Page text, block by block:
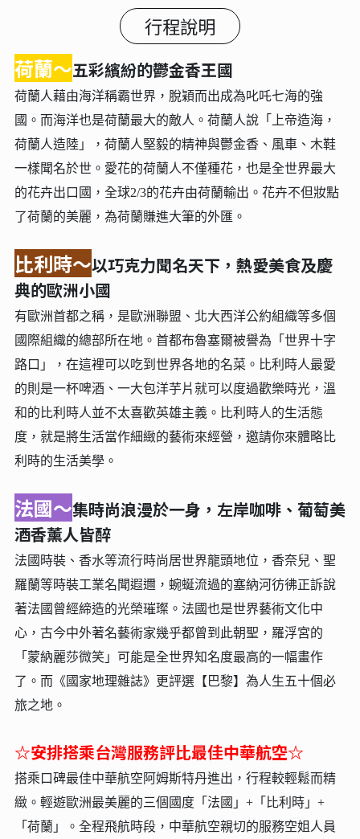
行程說明
荷蘭～五彩繽紛的鬱金香王國
荷蘭人藉由海洋稱霸世界，脫穎而出成為叱吒七海的強
國。而海洋也是荷蘭最大的敵人。荷蘭人說「上帝造海，
荷蘭人造陸」，荷蘭人堅毅的精神與鬱金香、風車、木鞋
一樣聞名於世。愛花的荷蘭人不僅種花，也是全世界最大
的花卉出口國，全球2/3的花卉由荷蘭輸出。花卉不但妝點
了荷蘭的美麗，為荷蘭賺進大筆的外匯。
比利時～以巧克力聞名天下，熱愛美食及慶
典的歐洲小國
有歐洲首都之稱，是歐洲聯盟、北大西洋公約組織等多個
國際組織的總部所在地。首都布魯塞爾被譽為「世界十字
路口」，在這裡可以吃到世界各地的名菜。比利時人最愛
的則是一杯啤酒、一大包洋芋片就可以度過歡樂時光，溫
和的比利時人並不太喜歡英雄主義。比利時人的生活態
度，就是將生活當作細緻的藝術來經營，邀請你來體略比
利時的生活美學。
法國～集時尚浪漫於一身，左岸咖啡、葡萄美
酒香薰人皆醉
法國時裝、香水等流行時尚居世界龍頭地位，香奈兒、聖
羅蘭等時裝工業名聞遐邇，蜿蜒流過的塞納河彷彿正訴說
著法國曾經締造的光榮璀璨。法國也是世界藝術文化中
心，古今中外著名藝術家幾乎都曾到此朝聖，羅浮宮的
「蒙納麗莎微笑」可能是全世界知名度最高的一幅畫作
了。而《國家地理雜誌》更評選【巴黎】為人生五十個必
旅之地。
☆安排搭乘台灣服務評比最佳中華航空☆
搭乘口碑最佳中華航空阿姆斯特丹進出，行程較輕鬆而精
緻。輕遊歐洲最美麗的三個國度「法國」+「比利時」+
「荷蘭」。全程飛航時段，中華航空親切的服務空姐人員